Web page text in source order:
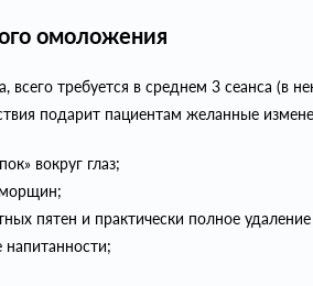
омоложения
всего требуется в среднем 3 сеанса
подарит пациентам желанные
вокруг глаз;
пятен и практически полное